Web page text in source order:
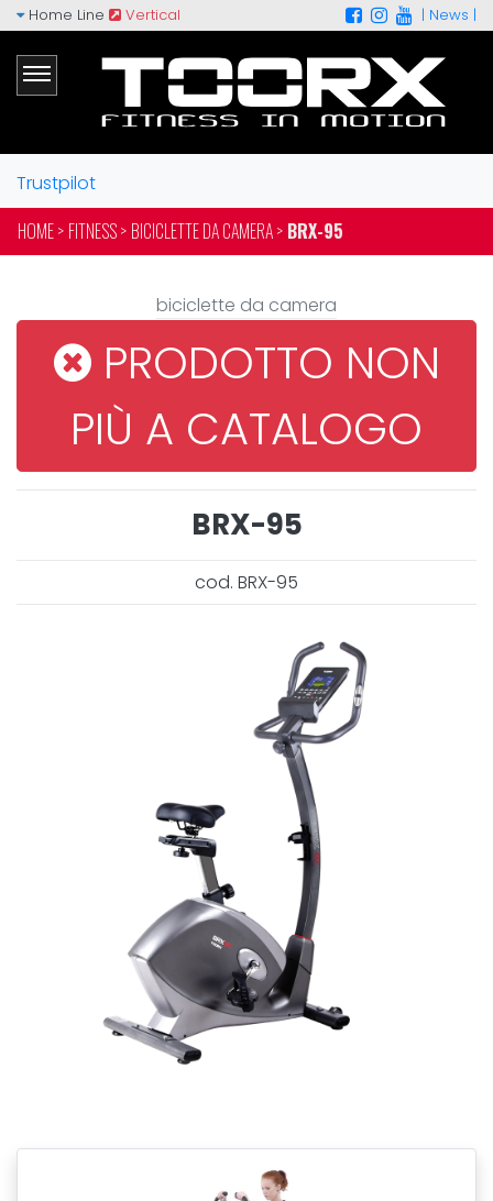
Home Line Vertical | News |
Trustpilot
HOME > FITNESS > BICICLETTE DA CAMERA > BRX-95
biciclette da camera
PRODOTTO NON
PIÙ A CATALOGO
BRX-95
cod. BRX-95